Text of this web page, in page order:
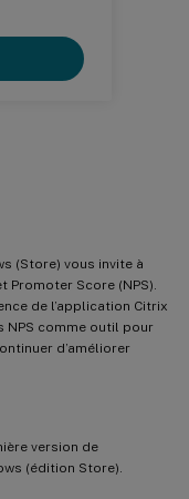
(Store) vous invite à
Score (NPS).
de l’application Citrix
NPS comme outil pour
d’améliorer
version de
(édition Store).